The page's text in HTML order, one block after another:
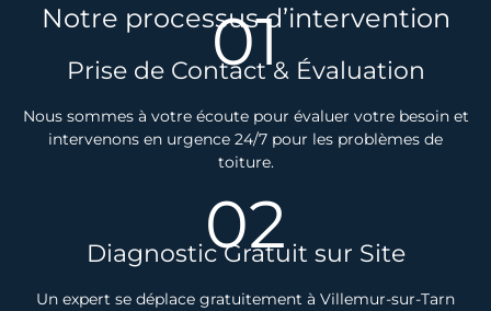
Notre processus d’intervention
01
Prise de Contact & Évaluation
Nous sommes à votre écoute pour évaluer votre besoin et
intervenons en urgence 24/7 pour les problèmes de
toiture.
02
Diagnostic Gratuit sur Site
Un expert se déplace gratuitement à Villemur-sur-Tarn